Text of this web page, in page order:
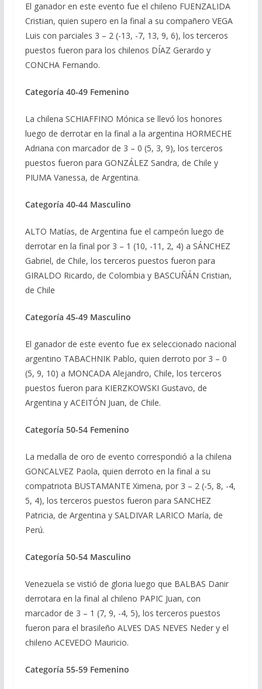
El ganador en este evento fue el chileno FUENZALIDA
Cristian, quien supero en la final a su compañero VEGA
Luis con parciales 3 – 2 (-13, -7, 13, 9, 6), los terceros
puestos fueron para los chilenos DÍAZ Gerardo y
CONCHA Fernando.
Categoría 40-49 Femenino
La chilena SCHIAFFINO Mónica se llevó los honores
luego de derrotar en la final a la argentina HORMECHE
Adriana con marcador de 3 – 0 (5, 3, 9), los terceros
puestos fueron para GONZÁLEZ Sandra, de Chile y
PIUMA Vanessa, de Argentina.
Categoría 40-44 Masculino
ALTO Matías, de Argentina fue el campeón luego de
derrotar en la final por 3 – 1 (10, -11, 2, 4) a SÁNCHEZ
Gabriel, de Chile, los terceros puestos fueron para
GIRALDO Ricardo, de Colombia y BASCUÑÁN Cristian,
de Chile
Categoría 45-49 Masculino
El ganador de este evento fue ex seleccionado nacional
argentino TABACHNIK Pablo, quien derroto por 3 – 0
(5, 9, 10) a MONCADA Alejandro, Chile, los terceros
puestos fueron para KIERZKOWSKI Gustavo, de
Argentina y ACEITÓN Juan, de Chile.
Categoría 50-54 Femenino
La medalla de oro de evento correspondió a la chilena
GONCALVEZ Paola, quien derroto en la final a su
compatriota BUSTAMANTE Ximena, por 3 – 2 (-5, 8, -4,
5, 4), los terceros puestos fueron para SANCHEZ
Patricia, de Argentina y SALDIVAR LARICO María, de
Perú.
Categoría 50-54 Masculino
Venezuela se vistió de gloria luego que BALBAS Danir
derrotara en la final al chileno PAPIC Juan, con
marcador de 3 – 1 (7, 9, -4, 5), los terceros puestos
fueron para el brasileño ALVES DAS NEVES Neder y el
chileno ACEVEDO Mauricio.
Categoría 55-59 Femenino